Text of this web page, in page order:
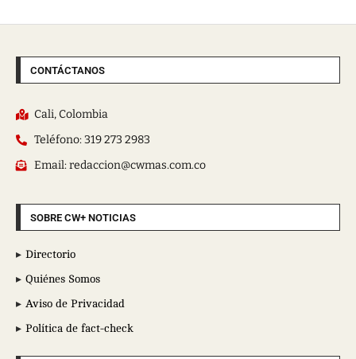
CONTÁCTANOS
Cali, Colombia
Teléfono: 319 273 2983
Email: redaccion@cwmas.com.co
SOBRE CW+ NOTICIAS
Directorio
Quiénes Somos
Aviso de Privacidad
Política de fact-check